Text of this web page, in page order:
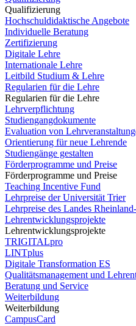
Qualifizierung
Hochschuldidaktische Angebote
Individuelle Beratung
Zertifizierung
Digitale Lehre
Internationale Lehre
Leitbild Studium & Lehre
Regularien für die Lehre
Regularien für die Lehre
Lehrverpflichtung
Studiengangdokumente
Evaluation von
Orientierung für neue Lehrende
Studiengänge gestalten
Förderprogramme und Preise
Förderprogramme und Preise
Teaching Incentive Fund
Lehrpreise der Universität Trier
Lehrpreise des Landes
Lehrentwicklungsprojekte
Lehrentwicklungsprojekte
TRIGITALpro
LINTplus
Digitale Transformation ES
Qualitätsmanagement und
Beratung und Service
Weiterbildung
Weiterbildung
CampusCard